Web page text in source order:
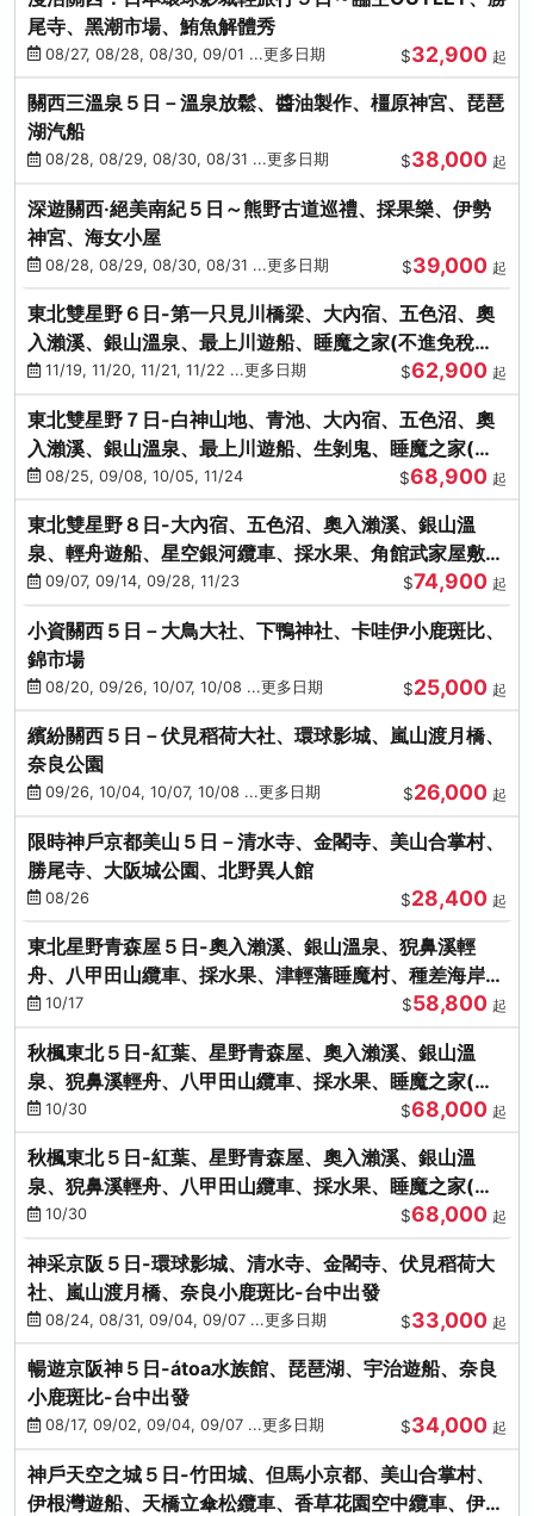
尾寺、黑潮市場、鮪魚解體秀
08/27, 08/28, 08/30, 09/01 ...更多日期 $32,900 起
關西三溫泉５日－溫泉放鬆、醬油製作、橿原神宮、琵琶
湖汽船
08/28, 08/29, 08/30, 08/31 ...更多日期 $38,000 起
深遊關西·絕美南紀５日～熊野古道巡禮、採果樂、伊勢
神宮、海女小屋
08/28, 08/29, 08/30, 08/31 ...更多日期 $39,000 起
東北雙星野６日-第一只見川橋梁、大內宿、五色沼、奧
入瀨溪、銀山溫泉、最上川遊船、睡魔之家(不進免稅店)
(仙/青)
11/19, 11/20, 11/21, 11/22 ...更多日期 $62,900 起
東北雙星野７日-白神山地、青池、大內宿、五色沼、奧
入瀨溪、銀山溫泉、最上川遊船、生剝鬼、睡魔之家(不
進免稅店)(仙/青)
08/25, 09/08, 10/05, 11/24 $68,900 起
東北雙星野８日-大內宿、五色沼、奧入瀨溪、銀山溫
泉、輕舟遊船、星空銀河纜車、採水果、角館武家屋敷
(不進免稅店)(仙/青)
09/07, 09/14, 09/28, 11/23 $74,900 起
小資關西５日－大鳥大社、下鴨神社、卡哇伊小鹿斑比、
錦市場
08/20, 09/26, 10/07, 10/08 ...更多日期 $25,000 起
繽紛關西５日－伏見稻荷大社、環球影城、嵐山渡月橋、
奈良公園
09/26, 10/04, 10/07, 10/08 ...更多日期 $26,000 起
限時神戶京都美山５日－清水寺、金閣寺、美山合掌村、
勝尾寺、大阪城公園、北野異人館
08/26 $28,400 起
東北星野青森屋５日-奧入瀨溪、銀山溫泉、猊鼻溪輕
舟、八甲田山纜車、採水果、津輕藩睡魔村、種差海岸
(不進免稅店)
10/17 $58,800 起
秋楓東北５日-紅葉、星野青森屋、奧入瀨溪、銀山溫
泉、猊鼻溪輕舟、八甲田山纜車、採水果、睡魔之家(不
進免稅店)
10/30 $68,000 起
秋楓東北５日-紅葉、星野青森屋、奧入瀨溪、銀山溫
泉、猊鼻溪輕舟、八甲田山纜車、採水果、睡魔之家(不
進免稅店)
10/30 $68,000 起
神采京阪５日-環球影城、清水寺、金閣寺、伏見稻荷大
社、嵐山渡月橋、奈良小鹿斑比-台中出發
08/24, 08/31, 09/04, 09/07 ...更多日期 $33,000 起
暢遊京阪神５日-átoa水族館、琵琶湖、宇治遊船、奈良
小鹿斑比-台中出發
08/17, 09/02, 09/04, 09/07 ...更多日期 $34,000 起
神戶天空之城５日-竹田城、但馬小京都、美山合掌村、
伊根灣遊船、天橋立傘松纜車、香草花園空中纜車、伊勢